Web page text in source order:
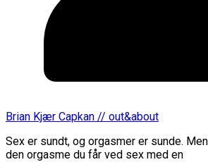
Brian Kjær Capkan // out&about
Sex er sundt, og orgasmer er sunde.
den orgasme du får ved sex med en